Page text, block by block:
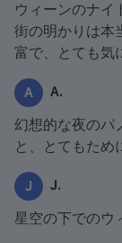
ウィーンのナイ
街の明かりは本
富で、とても気
A A.
幻想的な夜のパ
と、とてもため
J J.
星空の下でのウ